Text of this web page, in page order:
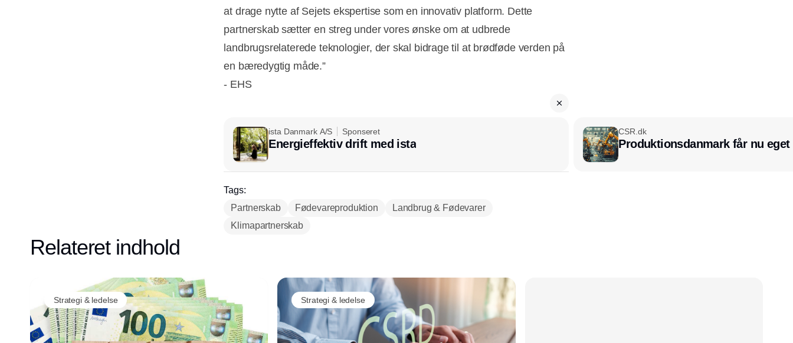
at drage nytte af Sejets ekspertise som en innovativ platform. Dette
partnerskab sætter en streg under vores ønske om at udbrede
landbrugsrelaterede teknologier, der skal bidrage til at brødføde verden på
en bæredygtig måde.”
- EHS
ista Danmark A/S Sponseret
Energieffektiv drift med ista
CSR.dk
Produktionsdanmark får nu eget
Tags:
Partnerskab
Fødevareproduktion
Landbrug & Fødevarer
Klimapartnerskab
Relateret indhold
Strategi & ledelse Strategi & ledelse